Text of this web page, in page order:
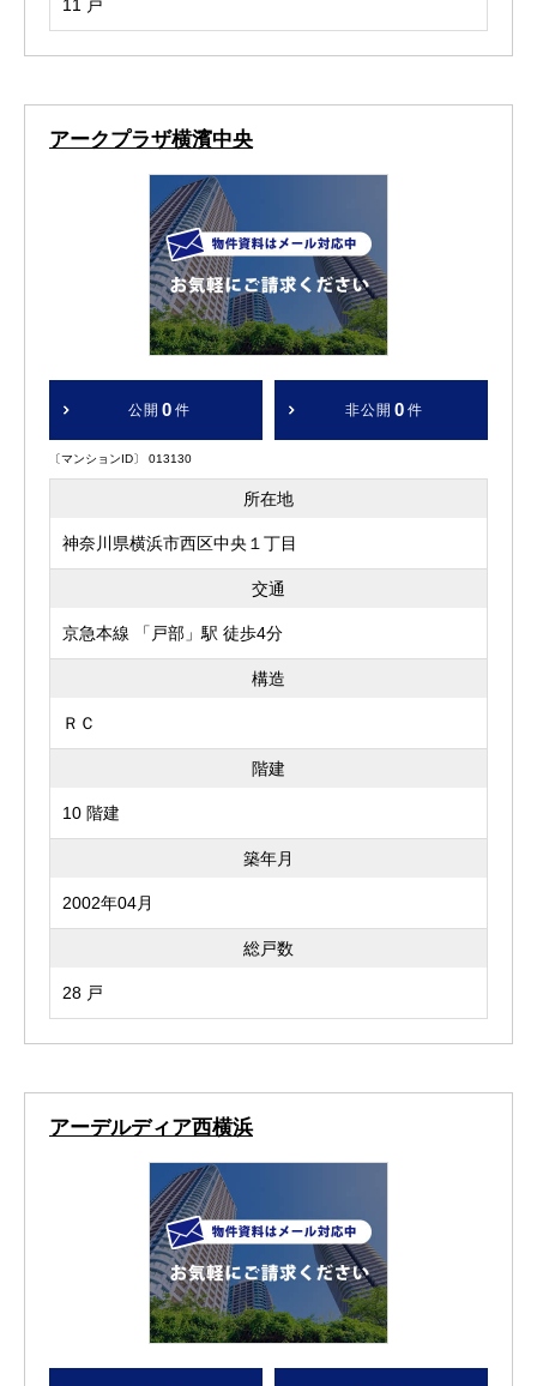
11 戸
アークプラザ横濱中央
公開 0 件 非公開 0 件
〔マンションID〕 013130
所在地
神奈川県横浜市西区中央１丁目
交通
京急本線 「戸部」駅 徒歩4分
構造
ＲＣ
階建
10 階建
築年月
2002年04月
総戸数
28 戸
アーデルディア西横浜